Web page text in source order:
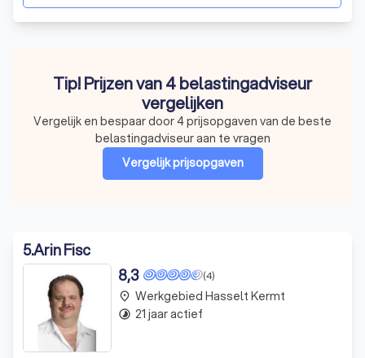
Tip! Prijzen van 4 belastingadviseur
vergelijken
Vergelijk en bespaar door 4 prijsopgaven van de beste
belastingadviseur aan te vragen
Vergelijk prijsopgaven
5.Arin Fisc
(4)
8,3
place Werkgebied Hasselt Kermt
timelapse 21 jaar actief